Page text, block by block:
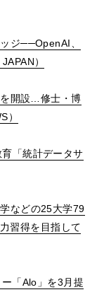
ジ──OpenAI
）
開設
修士・博
）
「統計データサ
などの25大学79
習得を目指して
「Alo 」を3 月提